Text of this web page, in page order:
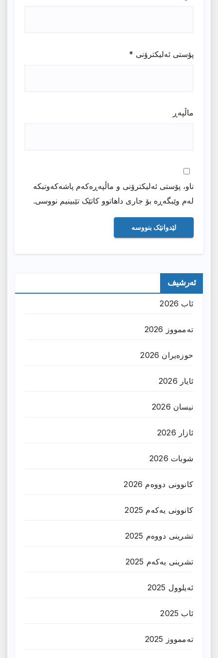
پۆستی ئەلیکترۆنی *
ماڵپه‌ڕ
ناو، پۆستی ئەلیکترۆنی و ماڵپەڕەکەم پاشەکەوتبکە
لەم وێبگەڕە بۆ جاری داهاتوو کاتێک تێبینیم نووسی.
ئەرشیف
ئاب 2026
تەممووز 2026
حوزه‌یران 2026
ئایار 2026
نیسان 2026
ئازار 2026
شوبات 2026
کانوونی دووەم 2026
کانوونی یەکەم 2025
تشرینی دووەم 2025
تشرینی یەکەم 2025
ئەیلوول 2025
ئاب 2025
تەممووز 2025